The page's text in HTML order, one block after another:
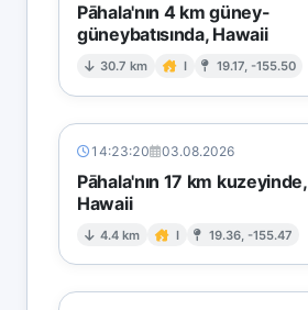
Pāhala'nın 4 km güney-
güneybatısında, Hawaii
30.7 km I 19.17, -155.50
14:23:20 03.08.2026
Pāhala'nın 17 km kuzeyinde,
Hawaii
4.4 km I 19.36, -155.47